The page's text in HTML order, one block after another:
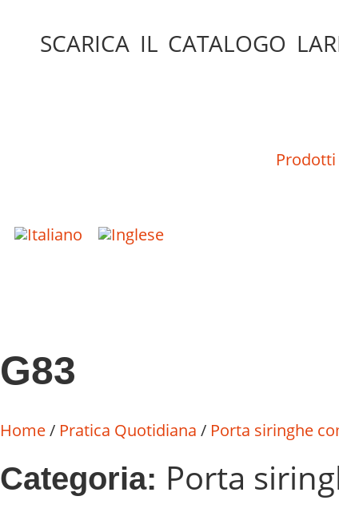
SCARICA IL CATALOGO
Prodotti
G83
Home/ Pratica Quotidiana / Porta siringhe
Categoria: Porta